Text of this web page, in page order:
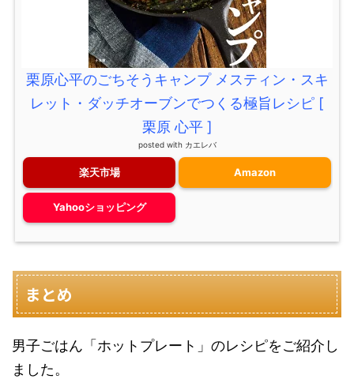
栗原心平のごちそうキャンプ メスティン・スキ
レット・ダッチオーブンでつくる極旨レシピ [
栗原 心平 ]
posted with カエレバ
楽天市場 Amazon
Yahooショッピング
まとめ
男子ごはん「ホットプレート」のレシピをご紹介し
ました。